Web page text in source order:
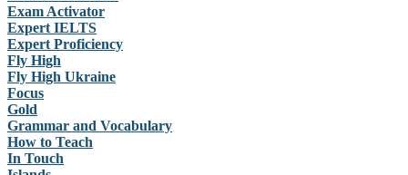
Exam Activator
Expert IELTS
Expert Proficiency
Fly High
Fly High Ukraine
Focus
Gold
Grammar and Vocabulary
How to Teach
In Touch